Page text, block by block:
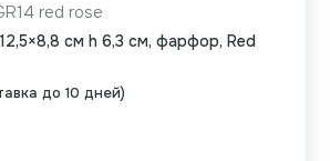
до 10 дней)
red rose
см h 6,3 см, фарфор, Red